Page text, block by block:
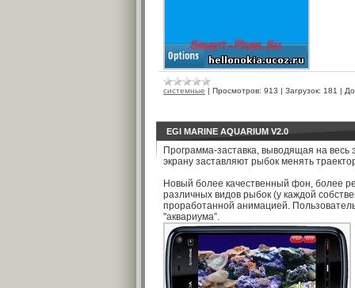
системные | Просмотров: 913 | Загрузок: 181 |
EGI MARINE AQUARIUM V2.0
Программа-заставка, выводящая на
экрану заставляют рыбок менять
Новый более качественный фон, более
различных видов рыбок (у каждой
проработанной анимацией.
"аквариума”.